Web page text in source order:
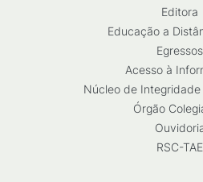
Editora
Educação a
Egressos
Acesso à
Núcleo de Integridade
Órgão
RSC-TAE